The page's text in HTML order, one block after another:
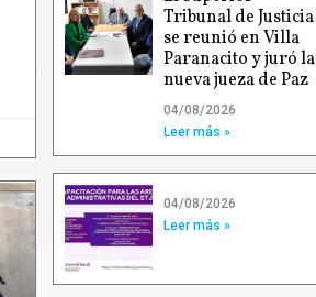
Tribunal de Justicia
se reunió en Villa
Paranacito y juró la
nueva jueza de Paz
04/08/2026
Leer más »
04/08/2026
Leer más »